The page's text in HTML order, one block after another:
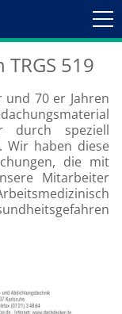
519
70 er Jahren
durch speziell
Wir haben diese
die mit
Mitarbeiter